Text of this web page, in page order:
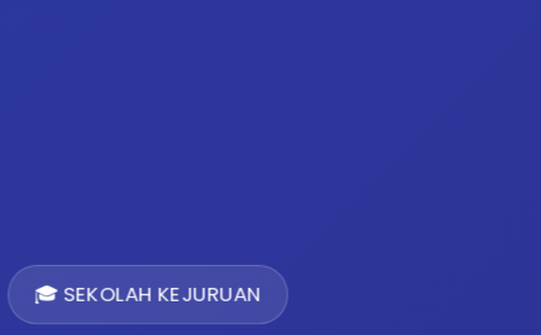
🎓 SEKOLAH KEJURUAN